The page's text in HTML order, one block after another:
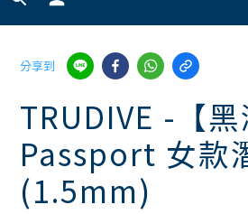
分享到
TRUDIVE -【黑
Passport 女款
(1.5mm)